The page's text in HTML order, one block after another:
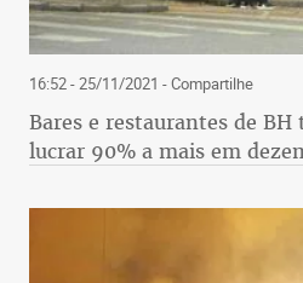
16:52 - 25/11/2021 - Compartilhe
Bares e restaurantes de
lucrar 90% a mais em